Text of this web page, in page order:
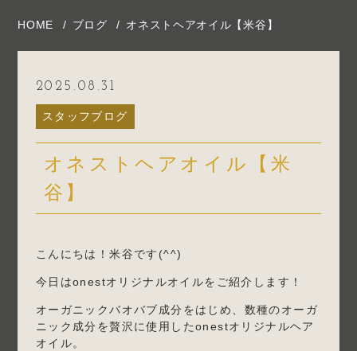
HOME ブログ オネストヘアオイル【米谷】
2025.08.31
スタッフブログ
オネストヘアオイル【米
谷】
こんにちは！米谷です(^^)
今日はonestオリジナルオイルをご紹介します！
オーガニックバオバブ成分をはじめ、数種のオーガ
ニック成分を贅沢に使用したonestオリジナルヘア
オイル。